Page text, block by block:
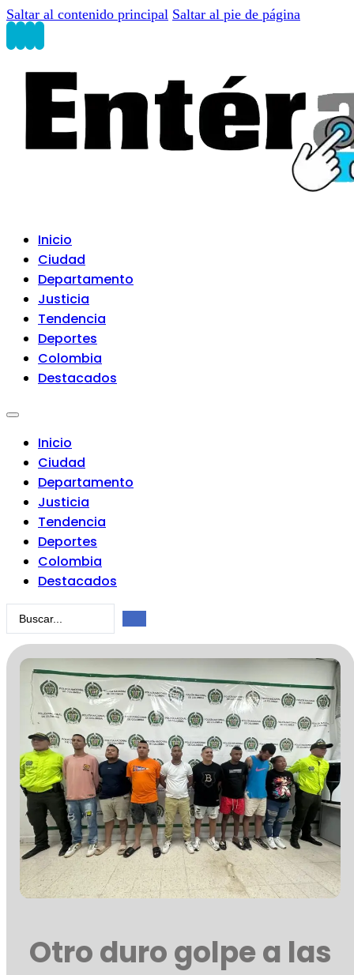
Saltar al contenido principal Saltar al pie de página
Inicio
Ciudad
Departamento
Justicia
Tendencia
Deportes
Colombia
Destacados
Inicio
Ciudad
Departamento
Justicia
Tendencia
Deportes
Colombia
Destacados
Search
Otro duro golpe a las